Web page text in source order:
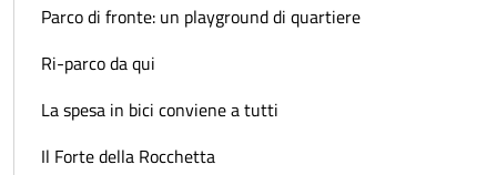
Parco di fronte: un playground di quartiere
Ri-parco da qui
La spesa in bici conviene a tutti
Il Forte della Rocchetta